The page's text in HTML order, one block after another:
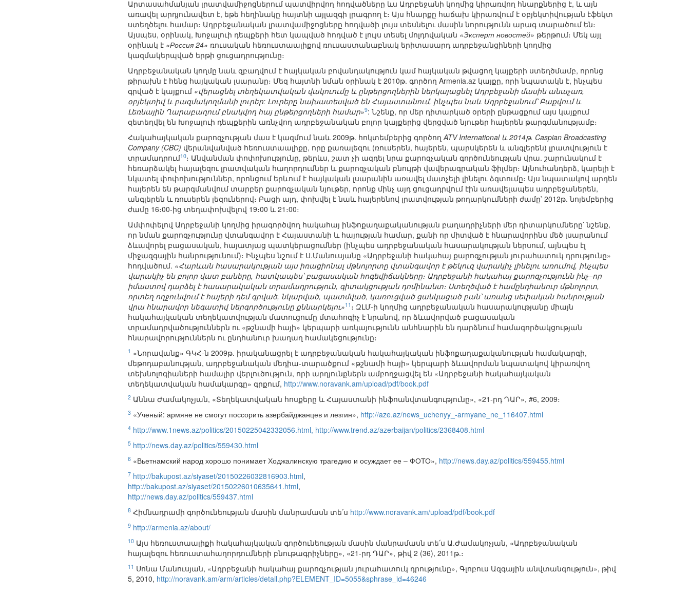
Արտասահմանյան լրատվամիջոցներում պատվիրվող հոդվածները ևս Ադրբեջանի կողմից կիրառվող հնարքներից է, և այն
առավել արդյունավետ է, եթե հեղինակը հայտնի այլազգի լրագրող է։ Այս հնարքը հաճախ կիրառվում է օբյեկտիվության էֆեկտ
ստեղծելու համար։ Ադրբեջանական լրատվամիջոցները հոդվածի լույս տեսնելու մասին նորությունն արագ տարածում են։
Այսպես, օրինակ, Խոջալուի դեպքերի հետ կապված հոդված է լույս տեսել մոլդովական «Эксперт новостей» թերթում։ Մեկ այլ
օրինակ է «Россия 24» ռուսական հեռուստաալիքով ռուսաստանաբնակ երիտասարդ ադրբեջանցիների կողմից
կազմակերպված երթի ցուցադրությունը։
Ադրբեջանական կողմը նաև զբաղվում է հայկական բովանդակություն կամ հայկական թվացող կայքերի ստեղծմամբ, որոնց
թիրախն է հենց հայկական լսարանը։ Մեզ հայտնի նման օրինակ է 2010թ. գործող Armenia.az կայքը, որի նպատակն է, ինչպես
գրված է կայքում «վերացնել տեղեկատվական վակուումը և ընթերցողներին ներկայացնել Ադրբեջանի մասին անաչառ,
օբյեկտիվ և բազմակողմանի լուրեր: Լուրերը նախատեսված են Հայաստանում, ինչպես նաև Ադրբեջանում՝ Բաքվում և
Լեռնային Ղարաբաղում բնակվող հայ ընթերցողների համար»9: Նշենք, որ մեր դիտարկած օրերի ընթացքում այս կայքում
զետեղվել են Խոջալուի դեպքերին առնչվող ադրբեջանական բոլոր կայքերից վերցված նյութեր հայերեն թարգմանությամբ։
Հակահայկական քարոզչության մաս է կազմում նաև 2009թ. հոկտեմբերից գործողATV International և 2014թ. Caspian Broadcasting
Company (CBC) վերանվանված հեռուստաալիքը, որը քառալեզու (ռուսերեն, հայերեն, պարսկերեն և անգլերեն) լրատվություն է
տրամադրում10։ Անվանման փոփոխությունը, թերևս, շատ չի ազդել նրա քարոզչական գործունեության վրա. շարունակում է
հեռարձակել հայալեզու լրատվական հաղորդումներ և քարոզչական բնույթի վավերագրական ֆիլմեր։ Այնուհանդերձ, կարելի է
նկատել փոփոխություններ, որոնցում երևում է հայկական լսարանին առավել մատչելի լինելու ձգտումը։ Այս նպատակով արդեն
հայերեն են թարգմանվում տարբեր քարոզչական նյութեր, որոնք մինչ այդ ցուցադրվում էին առավելապես ադրբեջաներեն,
անգլերեն և ռուսերեն լեզուներով։ Բացի այդ, փոխվել է նաև հայերենով լրատվության թողարկումների ժամը՝ 2012թ. նոյեմբերից
ժամը 16։00-ից տեղափոխվելով 19։00 և 21։00։
Ամփոփելով Ադրբեջանի կողմից իրագործվող հակահայ ինֆոքաղաքականության բաղադրիչների մեր դիտարկումները՝ նշենք,
որ նման քարոզչությունը վտանգավոր է Հայաստանի և հայության համար, քանի որ միտված է հնարավորինս մեծ լսարանում
ձևավորել բացասական, հայատյաց պատկերացումներ (ինչպես ադրբեջանական հասարակության ներսում, այնպես էլ
միջազգային հանրությունում)։ Ինչպես նշում է Ս.Մանուսյանը «Ադրբեջանի հակահայ քարոզչության յուրահատուկ դրությունը»
հոդվածում. «Հարևան հասարակության այս իռացիոնալ մթնոլորտը վտանգավոր է թեկուզ վարակիչ լինելու առումով, ինչպես
վարակիչ են բոլոր վատ բաները, հատկապես՝ բացասական հոգեվիճակները։ Ադրբեջանի հակահայ քարոզչությունն ինչ–որ
իմաստով դարձել է հասարակական տրամադրություն, գիտակցության դոմինանտ։ Ստեղծված է համընդհանուր մթնոլորտ,
որտեղ ողջունվում է հայերի դեմ գրված, նկարված, պատմված, կառուցված ցանկացած բան՝ առանց սեփական հանրության
վրա հնարավոր նեգատիվ ներգործությունը քննարկելու»11 ։ ԶԼՄ-ի կողմից ադրբեջանական հասարակությանը միայն
հակահայկական տեղեկատվության մատուցումը մտահոգիչ է նրանով, որ ձևավորված բացասական
տրամադրվածություններն ու «թշնամի հայի» կերպարի առկայությունն անհնարին են դարձնում համագործակցության
հնարավորություններն ու ընդհանուր խաղաղ համակեցությունը։
1 «Նորավանք» ԳԿՀ-ն 2009թ. իրականացրել է ադրբեջանական հակահայկական ինֆոքաղաքականության համակարգի,
մեթոդաբանության, ադրբեջանական մեդիա-տարածքում «թշնամի հայի» կերպարի ձևավորման նպատակով կիրառվող
տեխնոլոգիաների համալիր վերլուծություն, որի արդյունքներն ամբողջացվել են «Ադրբեջանի հակահայկական
տեղեկատվական համակարգը» գրքում, http://www.noravank.am/upload/pdf/book.pdf
2 Աննա Ժամակոչյան, «Տեղեկատվական հոսքերը և Հայաստանի ինֆոանվտանգությունը», «21-րդ ԴԱՐ», #6, 2009։
3 «Ученый: армяне не смогут поссорить азербайджанцев и лезгин», http://aze.az/news_uchenyy_-armyane_ne_116407.html
4 http://www.1news.az/politics/20150225042332056.html, http://www.trend.az/azerbaijan/politics/2368408.html
5 http://news.day.az/politics/559430.html
6 «Вьетнамский народ хорошо понимает Ходжалинскую трагедию и осуждает ее – ФОТО», http://news.day.az/politics/559455.html
7 http://bakupost.az/siyaset/20150226032816903.html,
http://bakupost.az/siyaset/20150226010635641.html,
http://news.day.az/politics/559437.html
8 Հիմնադրամի գործունեության մասին մանրամասն տե՛ս http://www.noravank.am/upload/pdf/book.pdf
9 http://armenia.az/about/
10 Այս հեռուստաալիքի հակահայկական գործունեության մասին մանրամասն տե՛ս Ա.Ժամակոչյան, «Ադրբեջանական
հայալեզու հեռուստահաղորդումների բնութագրիչները», «21-րդ ԴԱՐ», թիվ 2 (36), 2011թ.։
11 Սոնա Մանուսյան, «Ադրբեջանի հակահայ քարոզչության յուրահատուկ դրությունը», Գլոբուս Ազգային անվտանգություն», թիվ
5, 2010, http://noravank.am/arm/articles/detail.php?ELEMENT_ID=5055&sphrase_id=46246